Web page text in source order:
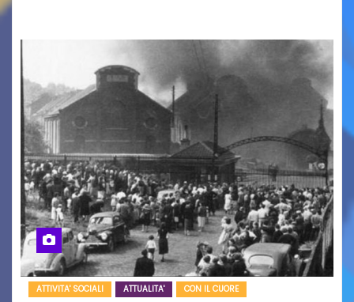
ATTIVITA' SOCIALI ATTUALITA' CON IL CUORE